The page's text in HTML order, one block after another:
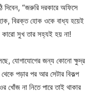
দিবেন, “জরুরি দরকারে অফিসে
বিরক্ত হোক ওকে বাধ্য হয়েই
কারো সুখ তার সহ্যই হয় না!
যোগাযোগের জন্য কোনো ক্ষুদ্র
পড়ার পর আর সেটার বিকল্প
খোঁজ না নিতে পারে তাই থাকার